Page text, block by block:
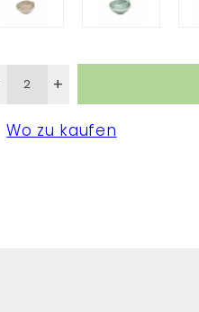
+
Wo zu kaufen